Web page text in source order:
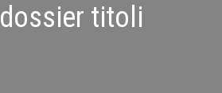
dossier titoli